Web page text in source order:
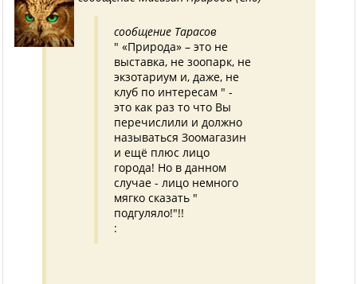
сообщение Тарасов
" «Природа» – это не
выставка, не зоопарк, не
экзотариум и, даже, не
клуб по интересам " -
это как раз то что Вы
перечислили и должно
называться Зоомагазин
и ещё плюс лицо
города! Но в данном
случае - лицо немного
мягко сказать "
подгуляло!"!!
: